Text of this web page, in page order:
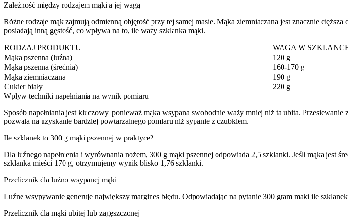
Zależność między rodzajem mąki a jej wagą
Różne rodzaje mąk zajmują odmienną objętość przy tej samej masie. Mąka ziemniaczana jest znacznie
posiadają inną gęstość, co wpływa na to, ile waży szklanka mąki.
RODZAJ PRODUKTU
WAGA W
Mąka pszenna (luźna)
120 g
Mąka pszenna (średnia)
160-170 g
Mąka ziemniaczana
190 g
Cukier biały
220 g
Wpływ techniki napełniania na wynik pomiaru
Sposób napełniania jest kluczowy, ponieważ mąka wsypana swobodnie waży mniej niż ta ubita.
pozwala na uzyskanie bardziej powtarzalnego pomiaru niż sypanie z czubkiem.
Ile szklanek to 300 g mąki pszennej w praktyce?
Dla luźnego napełnienia i wyrównania nożem, 300 g mąki pszennej odpowiada 2,5 szklanki. Jeśli mąka jest
szklanka mieści 170 g, otrzymujemy wynik blisko 1,76 szklanki.
Przelicznik dla luźno wsypanej mąki
Luźne wsypywanie generuje największy margines błędu. Odpowiadając na pytanie 300 gram maki ile
Przelicznik dla mąki ubitej lub zagęszczonej